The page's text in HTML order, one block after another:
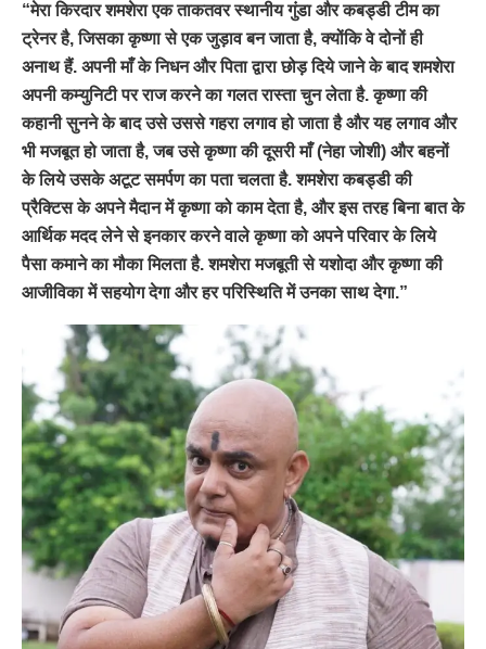
“मेरा किरदार शमशेरा एक ताकतवर स्थानीय गुंडा और कबड्डी टीम का
ट्रेनर है, जिसका कृष्णा से एक जुड़ाव बन जाता है, क्योंकि वे दोनों ही
अनाथ हैं. अपनी माँ के निधन और पिता द्वारा छोड़ दिये जाने के बाद शमशेरा
अपनी कम्युनिटी पर राज करने का गलत रास्ता चुन लेता है. कृष्णा की
कहानी सुनने के बाद उसे उससे गहरा लगाव हो जाता है और यह लगाव और
भी मजबूत हो जाता है, जब उसे कृष्णा की दूसरी माँ (नेहा जोशी) और बहनों
के लिये उसके अटूट समर्पण का पता चलता है. शमशेरा कबड्डी की
प्रैक्टिस के अपने मैदान में कृष्णा को काम देता है, और इस तरह बिना बात के
आर्थिक मदद लेने से इनकार करने वाले कृष्णा को अपने परिवार के लिये
पैसा कमाने का मौका मिलता है. शमशेरा मजबूती से यशोदा और कृष्णा की
आजीविका में सहयोग देगा और हर परिस्थिति में उनका साथ देगा.”